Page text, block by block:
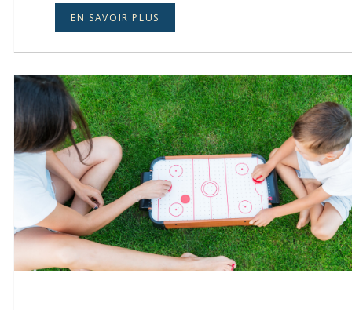
EN SAVOIR PLUS